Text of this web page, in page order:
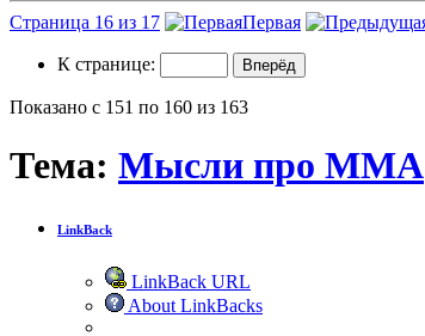
Страница 16 из 17 Первая
К странице:
Показано с 151 по 160 из 163
Тема: Мысли про ММА
LinkBack
LinkBack URL
About LinkBacks